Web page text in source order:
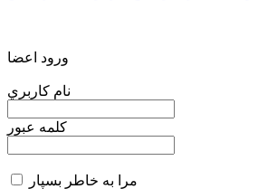
ورود اعضا
نام کاربري
کلمه عبور
مرا به خاطر بسپار